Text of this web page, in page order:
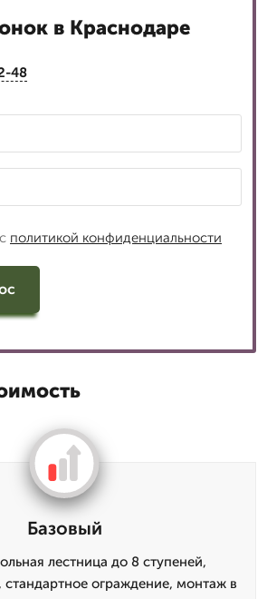
в Краснодаре
48
политикой конфиденциальности
Базовый
лестница до 8 ступеней,
стандартное ограждение, монтаж в